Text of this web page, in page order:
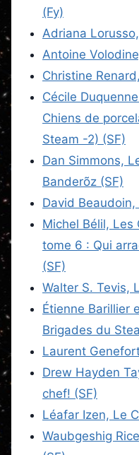
(Fy)
Adriana
Antoine
Christine
Cécile
Chiens de
Steam -2) (SF)
Dan Simmons,
Banderõz (SF)
David
Michel Bélil, Les
tome 6 : Qui
(SF)
Walter S. Tevis,
Étienne Barillier
Brigades du
Laurent
Drew Hayden
chef! (SF)
Léafar Izen, Le
Waubgeshig